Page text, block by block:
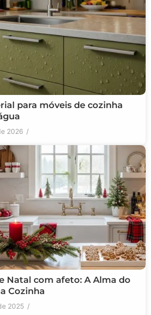
para móveis de cozinha
2026 /
Natal com afeto: A Alma do
Cozinha
2025 /